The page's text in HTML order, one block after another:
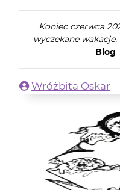
Koniec czerwca
wyczekane wakacje,
Blog
Wróżbita Oskar